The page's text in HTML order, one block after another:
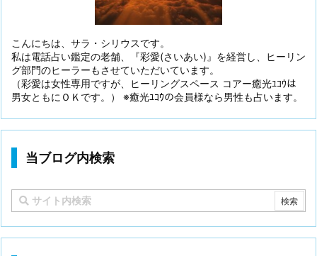
こんにちは、サラ・シリウスです。
私は電話占い鑑定の老舗、『彩愛(さいあい)』を経営し、ヒーリン
グ部門のヒーラーもさせていただいています。
（彩愛は女性専用ですが、ヒーリングスペース コアー癒光ﾕｺｳは
男女ともにＯＫです。） ※癒光ﾕｺｳの会員様なら男性も占います。
当ブログ内検索